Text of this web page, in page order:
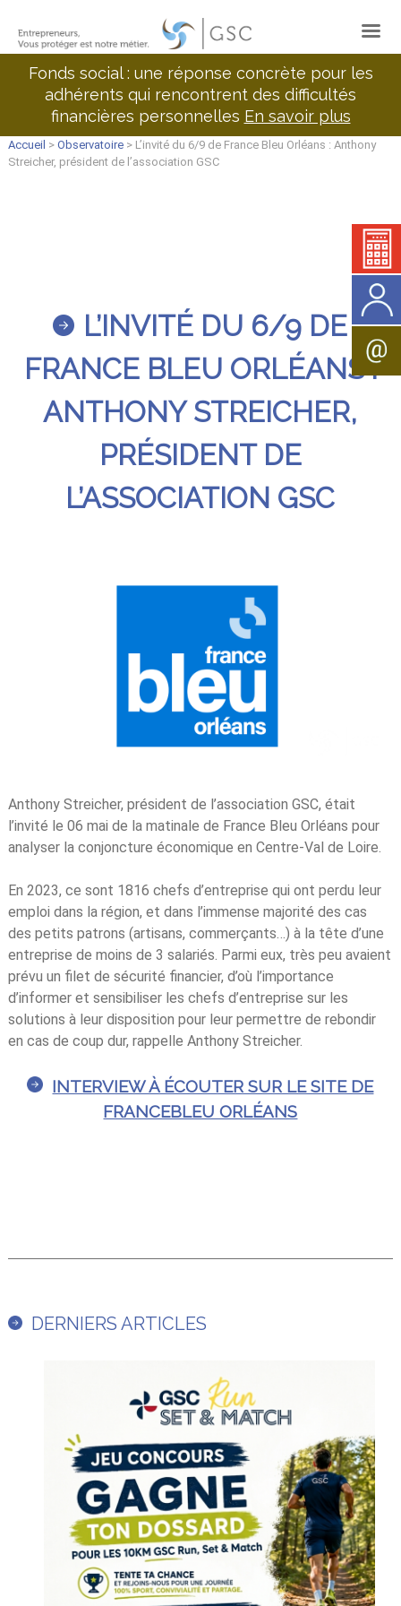
Fonds social : une réponse concrète pour les
adhérents qui rencontrent des difficultés
financières personnelles En savoir plus
Accueil > Observatoire> L’invité du 6/9 de France Bleu Orléans : Anthony
Streicher, président de l’association GSC
L’INVITÉ DU 6/9 DE
FRANCE BLEU ORLÉANS :
ANTHONY STREICHER,
PRÉSIDENT DE
L’ASSOCIATION GSC
Anthony Streicher, président de l’association GSC, était
l’invité le 06 mai de la matinale de France Bleu Orléans pour
analyser la conjoncture économique en Centre-Val de Loire.
En 2023, ce sont 1816 chefs d’entreprise qui ont perdu leur
emploi dans la région, et dans l’immense majorité des cas
des petits patrons (artisans, commerçants…) à la tête d’une
entreprise de moins de 3 salariés. Parmi eux, très peu avaient
prévu un filet de sécurité financier, d’où l’importance
d’informer et sensibiliser les chefs d’entreprise sur les
solutions à leur disposition pour leur permettre de rebondir
en cas de coup dur, rappelle Anthony Streicher.
INTERVIEW À ÉCOUTER SUR LE SITE DE
FRANCEBLEU ORLÉANS
DERNIERS ARTICLES